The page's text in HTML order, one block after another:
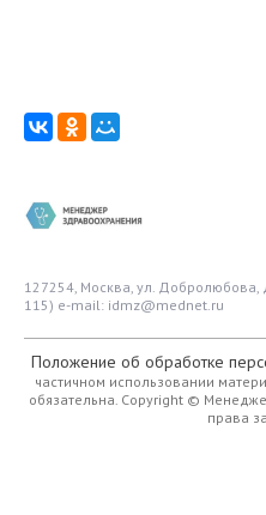
127254, Москва, ул. Добролюбова,
115) e-mail: idmz@mednet.ru
Положение об обработке
частичном использовании
обязательна. Copyright ©
права